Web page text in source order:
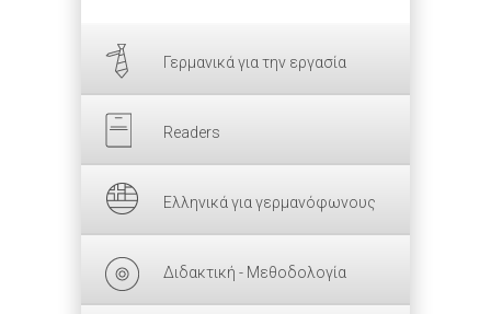
Γερμανικά για την εργασία
Readers
Ελληνικά για γερμανόφωνους
Διδακτική - Μεθοδολογία